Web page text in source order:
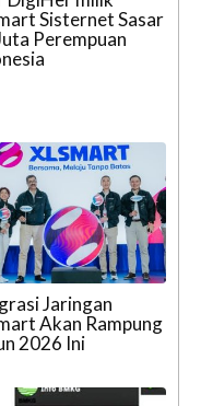
Sisternet Sasar
Perempuan
Jaringan
Akan Rampung
2026 Ini